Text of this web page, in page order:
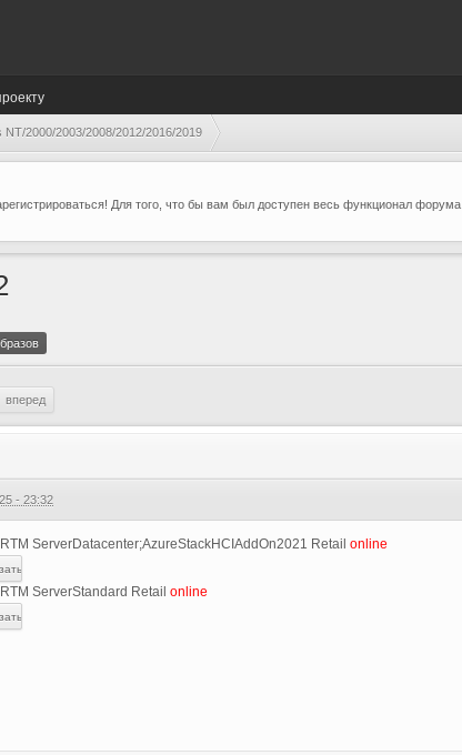
NT/2000/2003/2008/2012/2016/2019
Для того, что бы вам был доступен весь функционал форума.
вперед
- 23:32
ServerDatacenter;AzureStackHCIAddOn2021 Retailonline
ServerStandard Retailonline